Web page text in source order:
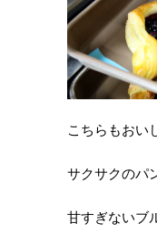
こちらもおい
サクサクのパ
甘すぎないブ